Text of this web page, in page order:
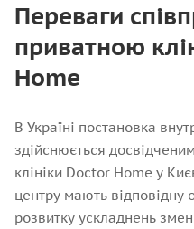
Переваги
приватною
Home
В Україні постановка
здійснюється
клініки Doctor Home у
центру мають відповідну
розвитку ускладнень